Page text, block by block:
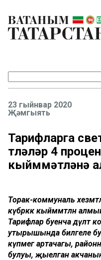
23 гыйнвар 2020
Җәмгыять
Тарифларга
түләүләр 4
кыйммәтләнә
Торак-коммуналь
күбрәккә кыйммәтләнә
Тарифлар буенча
утырышында билгеле
күпмегә артачагы,
булуы, җыелган